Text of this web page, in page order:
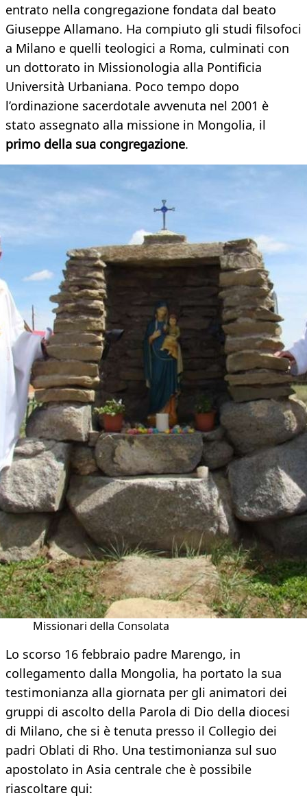
entrato nella congregazione fondata dal beato
Giuseppe Allamano. Ha compiuto gli studi filsofoci
a Milano e quelli teologici a Roma, culminati con
un dottorato in Missionologia alla Pontificia
Università Urbaniana. Poco tempo dopo
l’ordinazione sacerdotale avvenuta nel 2001 è
stato assegnato alla missione in Mongolia, il
primo della sua congregazione.
Missionari della Consolata
Lo scorso 16 febbraio padre Marengo, in
collegamento dalla Mongolia, ha portato la sua
testimonianza alla giornata per gli animatori dei
gruppi di ascolto della Parola di Dio della diocesi
di Milano, che si è tenuta presso il Collegio dei
padri Oblati di Rho. Una testimonianza sul suo
apostolato in Asia centrale che è possibile
riascoltare qui: